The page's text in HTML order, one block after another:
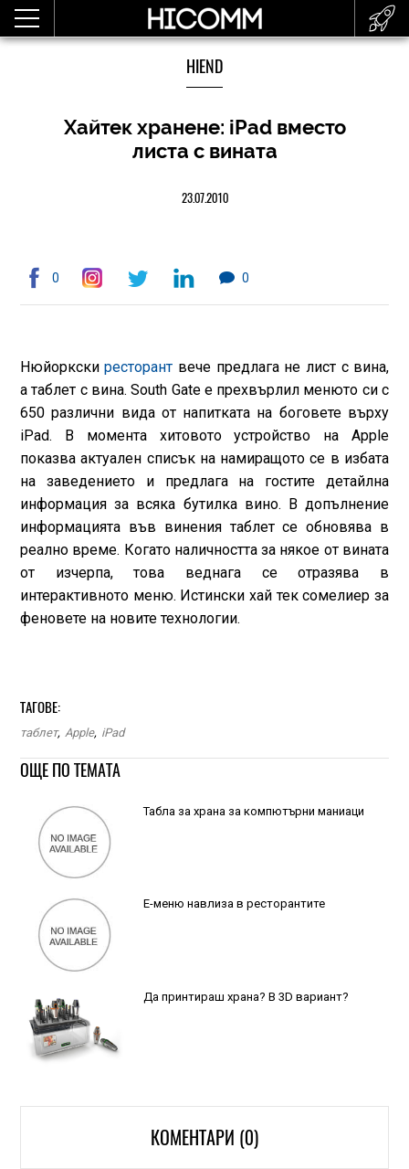
HIEND
Хайтек хранене: iPad вместо
листа с вината
23.07.2010
0 0
Нюйоркскиресторант вече предлага не лист с вина,
а таблет с вина. South Gate е прехвърлил менюто си с
650 различни вида от напитката на боговете върху
iPad. В момента хитовото устройство на Apple
показва актуален списък на намиращото се в избата
на заведението и предлага на гостите детайлна
информация за всяка бутилка вино. В допълнение
информацията във винения таблет се обновява в
реално време. Когато наличността за някое от вината
от изчерпа, това веднага се отразява в
интерактивното меню. Истински хай тек сомелиер за
феновете на новите технологии.
ТАГОВЕ:
таблет, Apple, iPad
ОЩЕ ПО ТЕМАТА
Табла за храна за компютърни маниаци
Е-меню навлиза в ресторантите
Да принтираш храна? В 3D вариант?
КОМЕНТАРИ (0)